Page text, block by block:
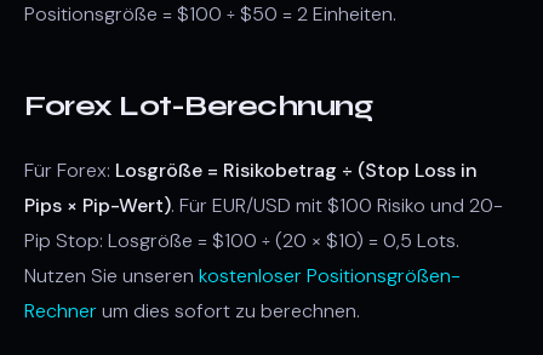
Positionsgröße = $100 ÷ $50 = 2 Einheiten.
Forex Lot-Berechnung
Für Forex: Losgröße = Risikobetrag ÷ (Stop Loss in
Pips × Pip-Wert). Für EUR/USD mit $100 Risiko und 20-
Pip Stop: Losgröße = $100 ÷ (20 × $10) = 0,5 Lots.
Nutzen Sie unseren kostenloser Positionsgrößen-
Rechnerum dies sofort zu berechnen.